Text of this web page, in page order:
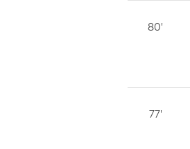
80'
77'